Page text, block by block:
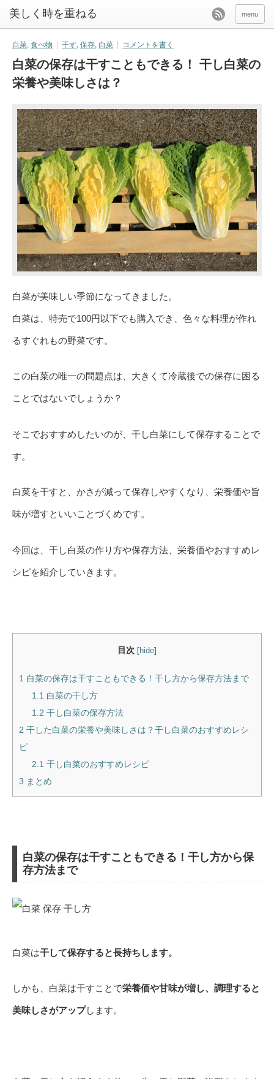
美しく時を重ねる menu
白菜, 食べ物 干す, 保存, 白菜 コメントを書く
白菜の保存は干すこともできる！ 干し白菜の
栄養や美味しさは？
白菜が美味しい季節になってきました。
白菜は、特売で100円以下でも購入でき、色々な料理が作れ
るすぐれもの野菜です。
この白菜の唯一の問題点は、大きくて冷蔵後での保存に困る
ことではないでしょうか？
そこでおすすめしたいのが、干し白菜にして保存することで
す。
白菜を干すと、かさが減って保存しやすくなり、栄養価や旨
味が増すといいことづくめです。
今回は、干し白菜の作り方や保存方法、栄養価やおすすめレ
シピを紹介していきます。
目次 [hide]
1 白菜の保存は干すこともできる！干し方から保存方法まで
1.1 白菜の干し方
1.2 干し白菜の保存方法
2 干した白菜の栄養や美味しさは？干し白菜のおすすめレシ
ピ
2.1 干し白菜のおすすめレシピ
3 まとめ
白菜の保存は干すこともできる！干し方から保
存方法まで
白菜は干して保存すると長持ちします。
しかも、白菜は干すことで栄養価や甘味が増し、調理すると
美味しさがアップします。